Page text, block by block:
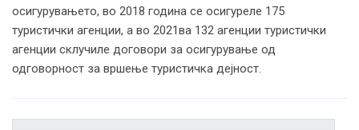
осигурувањето, во 2018 година се осигуреле 175
туристички агенции, а во 2021ва 132 агенции туристички
агенции склучиле договори за осигурување од
одговорност за вршење туристичка дејност.